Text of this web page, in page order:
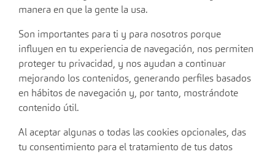
manera en que la gente la usa.
Son importantes para ti y para nosotros porque
influyen en tu experiencia de navegación, nos permiten
proteger tu privacidad, y nos ayudan a continuar
mejorando los contenidos, generando perfiles basados
en hábitos de navegación y, por tanto, mostrándote
contenido útil.
Al aceptar algunas o todas las cookies opcionales, das
tu consentimiento para el tratamiento de tus datos